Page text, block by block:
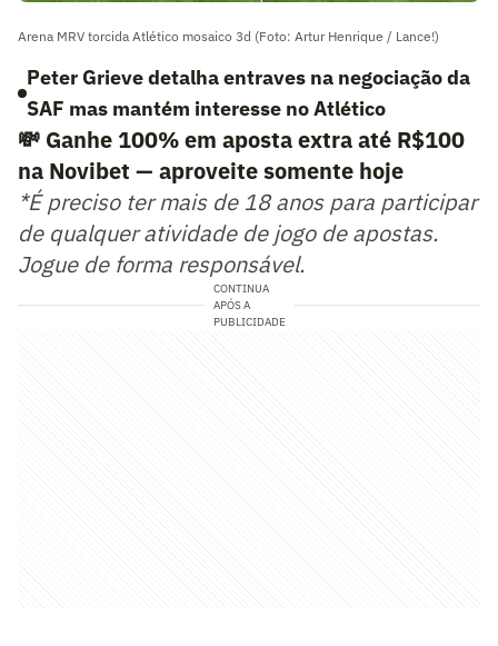
Arena MRV torcida Atlético mosaico 3d (Foto: Artur Henrique / Lance!)
Peter Grieve detalha entraves na negociação da
SAF mas mantém interesse no Atlético
💸 Ganhe 100% em aposta extra até R$100
na Novibet — aproveite somente hoje
*É preciso ter mais de 18 anos para participar
de qualquer atividade de jogo de apostas.
Jogue de forma responsável.
CONTINUA
APÓS A
PUBLICIDADE